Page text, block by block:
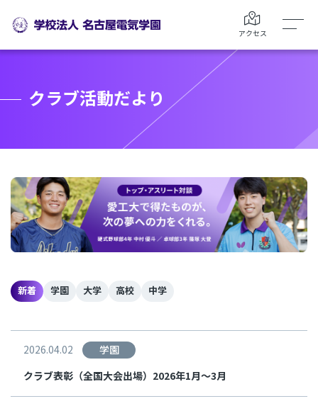
アクセス
クラブ活動だより
新着 学園 大学 高校 中学
2026.04.02
学園
クラブ表彰（全国大会出場）2026年1月～3月